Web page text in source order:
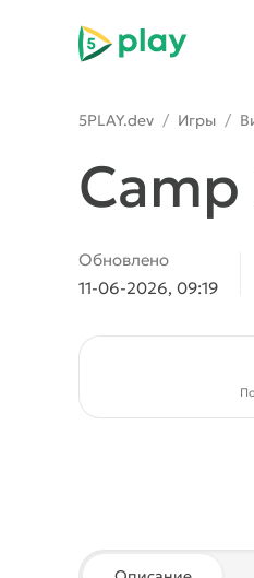
5play
5PLAY.dev / Игры /
Обновлено
11-06-2026, 09:19